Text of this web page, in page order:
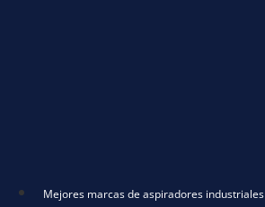
Mejores marcas de aspiradores industriales